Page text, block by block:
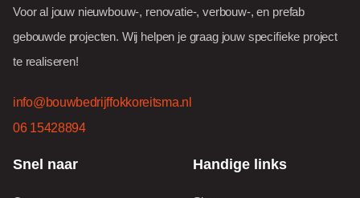
Voor al jouw nieuwbouw-, renovatie-, verbouw-, en prefab
gebouwde projecten. Wij helpen je graag jouw specifieke project
te realiseren!
info@bouwbedrijffokkoreitsma.nl
06 15428894
Snel naar Handige links